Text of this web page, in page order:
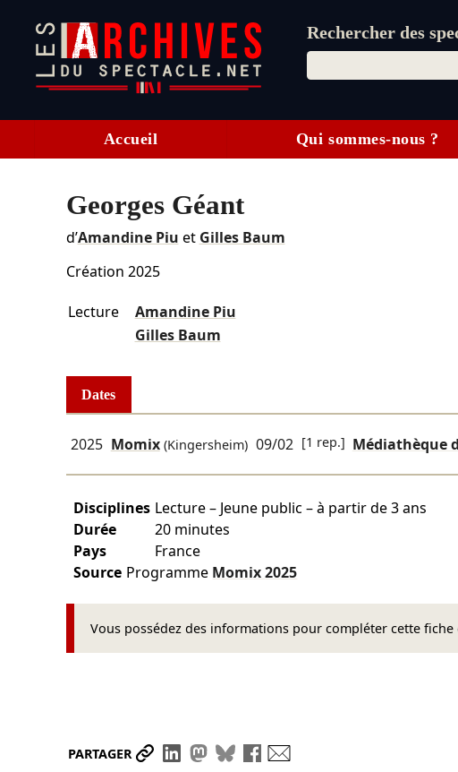
Rechercher des
Accueil Qui sommes-nous ?
Georges Géant
d’Amandine Piu et Gilles Baum
Création 2025
Lecture
Amandine Piu
Gilles Baum
Dates
2025 Momix(Kingersheim) 09/02 [1 rep.] Médiathèque
Disciplines Lecture – Jeune public – à partir de 3 ans
Durée
20 minutes
Pays
France
Source Programme Momix2025
Vous possédez des informations pour compléter cette
PARTAGER Partager le lien
Partager sur LinkedIn
Partager sur Mastodon
Partager sur Bluesky
Partager sur Facebook